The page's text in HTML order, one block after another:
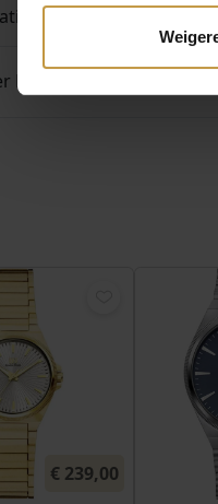
Danish Design Horloges
€ 239,00